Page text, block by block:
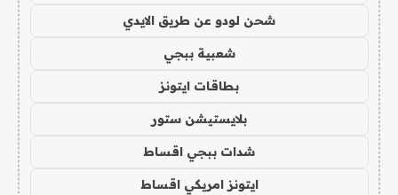
شحن لودو عن طريق الايدي
شعبية ببجي
بطاقات ايتونز
بلايستيشن ستور
شدات ببجي اقساط
ايتونز امريكي اقساط